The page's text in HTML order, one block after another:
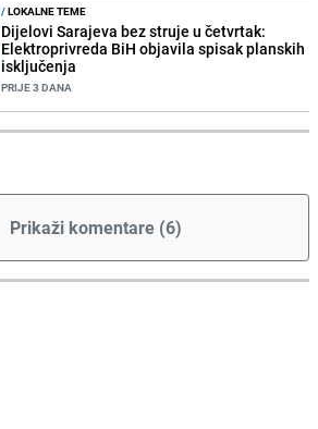
/LOKALNE TEME
Dijelovi Sarajeva bez struje u četvrtak:
Elektroprivreda BiH objavila spisak planskih
isključenja
PRIJE 3 DANA
Prikaži komentare (6)